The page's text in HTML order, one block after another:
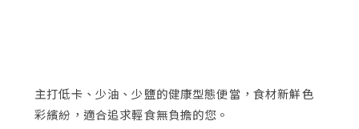
主打低卡、少油、少鹽的健康型態便當，食材新鮮色
彩繽紛，適合追求輕食無負擔的您。